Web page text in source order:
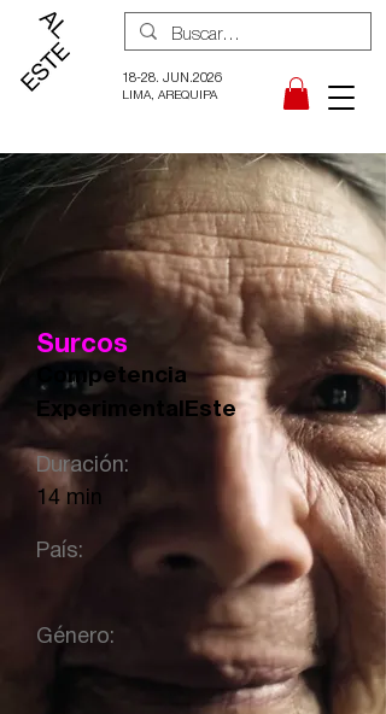
18-28. JUN.2026
LIMA, AREQUIPA
Surcos
Competencia
ExperimentalEste
Duración:
14 min
País:
Género: